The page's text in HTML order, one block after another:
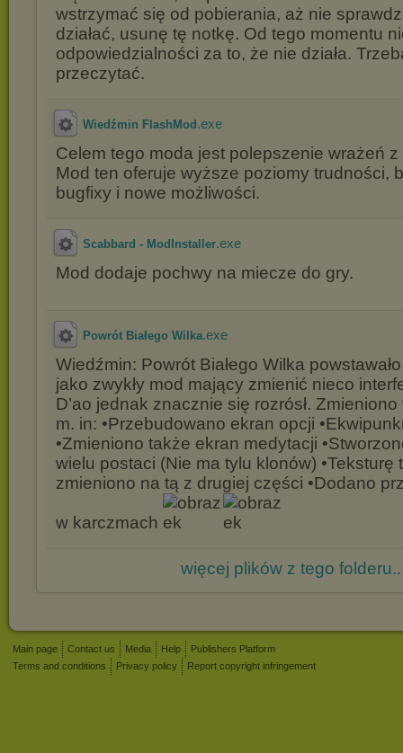
wstrzymać się od pobierania, aż nie
działać, usunę tę notkę. Od tego momentu
odpowiedzialności za to, że nie działa.
przeczytać.
Wiedźmin FlashMod .exe
Celem tego moda jest polepszenie wrażeń
Mod ten oferuje wyższe poziomy trudności,
bugfixy i nowe możliwości.
Scabbard - ModInstaller.exe
Mod dodaje pochwy na miecze do gry.
Powrót Białego Wilka.exe
Wiedźmin: Powrót Białego Wilka
jako zwykły mod mający zmienić nieco
D’ao jednak znacznie się rozrósł.
m. in: •Przebudowano ekran opcji
•Zmieniono także ekran medytacji
wielu postaci (Nie ma tylu klonów) •Teksturę
zmieniono na tą z drugiej części •Dodano
w karczmach
więcej plików z tego
Main page Contact us Media Help
Publishers Platform
Terms and conditions
Privacy policy Report copyright infringement